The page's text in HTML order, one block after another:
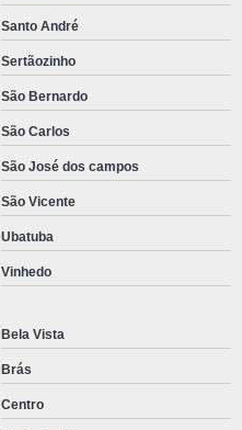
Santo André
Sertãozinho
São Bernardo
São Carlos
São José dos campos
São Vicente
Ubatuba
Vinhedo
Bela Vista
Brás
Centro